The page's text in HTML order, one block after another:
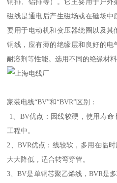
磁线是通电后产生磁场或在磁场
要用于电动机和变压器绕圈以及
铜线，应有薄的绝缘层和良好的电
耐溶剂等性能。选用不同的绝缘材
家装电线“BV”和“BVR”区别：
1、BV优点：因线较硬，使用寿
工程中。
2、BVR优点：线较软，多用在临
大大降低，适合转弯穿管。
3、BV是单铜芯聚乙烯线，BVR是